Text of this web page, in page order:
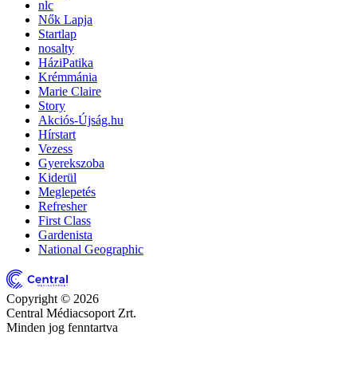
nlc
Nők Lapja
Startlap
nosalty
HáziPatika
Krémmánia
Marie Claire
Story
Akciós-Újság.hu
Hírstart
Vezess
Gyerekszoba
Kiderül
Meglepetés
Refresher
First Class
Gardenista
National Geographic
Copyright © 2026
Central Médiacsoport Zrt.
Minden jog fenntartva